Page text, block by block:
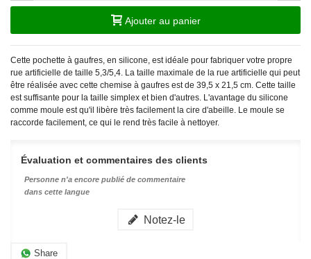
Ajouter au panier
Cette pochette à gaufres, en silicone, est idéale pour fabriquer votre propre
rue artificielle de taille 5,3/5,4. La taille maximale de la rue artificielle qui peut
être réalisée avec cette chemise à gaufres est de 39,5 x 21,5 cm. Cette taille
est suffisante pour la taille simplex et bien d'autres. L'avantage du silicone
comme moule est qu'il libère très facilement la cire d'abeille. Le moule se
raccorde facilement, ce qui le rend très facile à nettoyer.
Évaluation et commentaires des clients
Personne n'a encore publié de commentaire
dans cette langue
Notez-le
Share